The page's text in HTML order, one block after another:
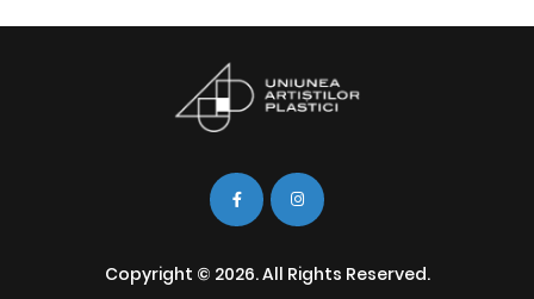
Copyright © 2026. All Rights Reserved.